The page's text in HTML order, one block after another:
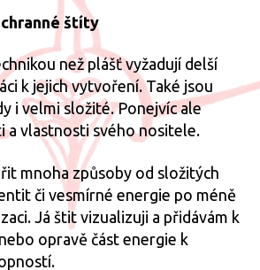
štíty
než plášť vyžadují delší
k jejich vytvoření. Také jsou
i velmi složité. Ponejvíc ale
a vlastnosti svého nositele.
mnoha způsoby od složitých
či vesmírné energie po méně
Já štit vizualizuji a přidávám k
opravě část energie k